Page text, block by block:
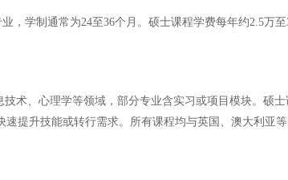
学制通常为24至36个月。硕士课程学费每年约2.5万
术、心理学等领域，部分专业含实习或项目模块。硕
提升技能或转行需求。所有课程均与英国、澳大利亚